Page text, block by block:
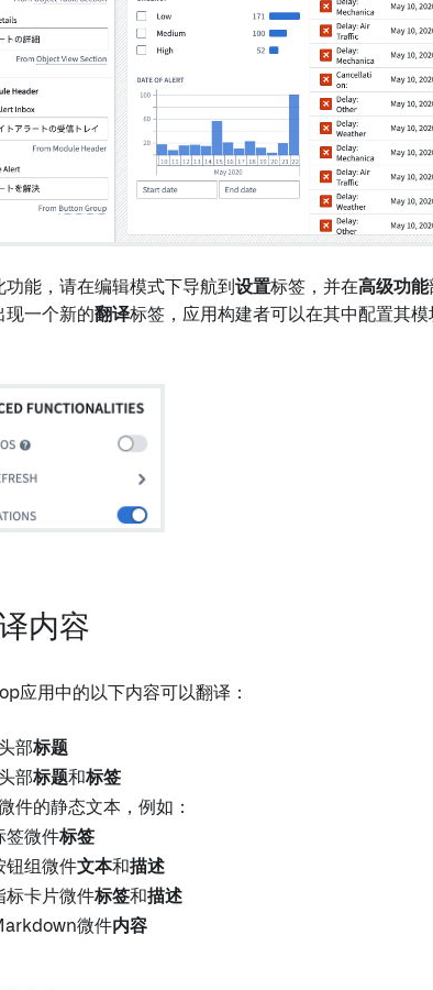
功能，请在编辑模式下导航到 设置标签，并在高级功能
现一个新的翻译标签，应用构建者可以在其中配置其模
内容
应用中的以下内容可以翻译：
部标题
部标题和标签
件的静态文本，例如：
签微件标签
钮组微件文本和描述
标卡片微件标签和描述
微件内容